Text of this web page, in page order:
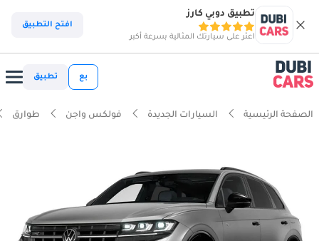
تطبيق دوبي كارز
اعثر على سيارتك المثالية بسرعة أكبر
افتح التطبيق
بع تطبيق
الصفحة الرئيسية السيارات الجديدة فولكس واجن طوارق